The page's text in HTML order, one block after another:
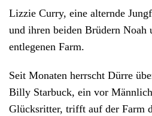
Lizzie Curry, eine alternde
und ihren beiden Brüdern Noah
entlegenen Farm.
Seit Monaten herrscht Dürre
Billy Starbuck, ein vor
Glücksritter, trifft auf der Farm